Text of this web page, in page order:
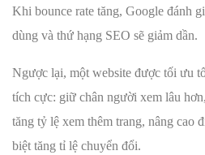
Khi bounce rate tăng, Google đánh
dùng và thứ hạng SEO sẽ giảm dần.
Ngược lại, một website được tối ưu
tích cực: giữ chân người xem lâu
tăng tỷ lệ xem thêm trang, nâng cao
biệt tăng tỉ lệ chuyển đổi.